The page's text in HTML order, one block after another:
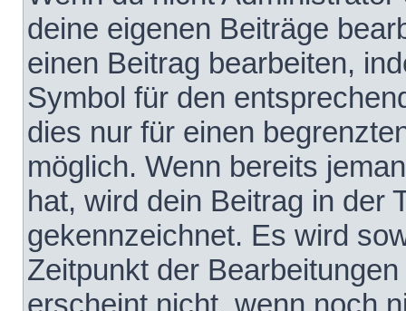
deine eigenen Beiträge
einen Beitrag bearbeiten,
Symbol für den
dies nur für einen
möglich. Wenn bereits
hat, wird dein Beitrag in der
gekennzeichnet. Es wird
Zeitpunkt der
erscheint nicht, wenn noch